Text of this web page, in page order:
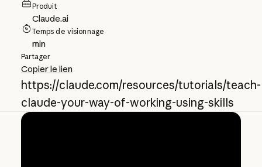
Produit
Claude.ai
Temps de visionnage
min
Partager
Copier le lien
https://claude.com/resources/tutorials/teach-
claude-your-way-of-working-using-skills